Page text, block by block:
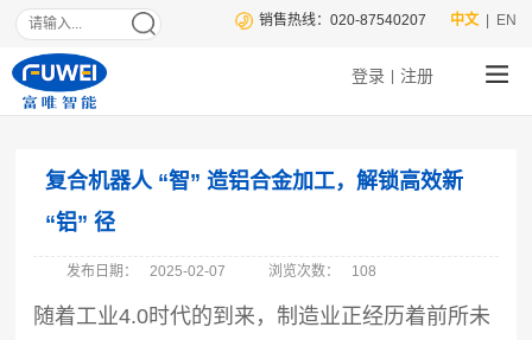
| EN
中文
销售热线：020-87540207
登录 注册
复合机器人 “智” 造铝合金加工，解锁高效新
“铝” 径
发布日期： 2025-02-07 浏览次数： 108
随着工业4.0时代的到来，制造业正经历着前所未